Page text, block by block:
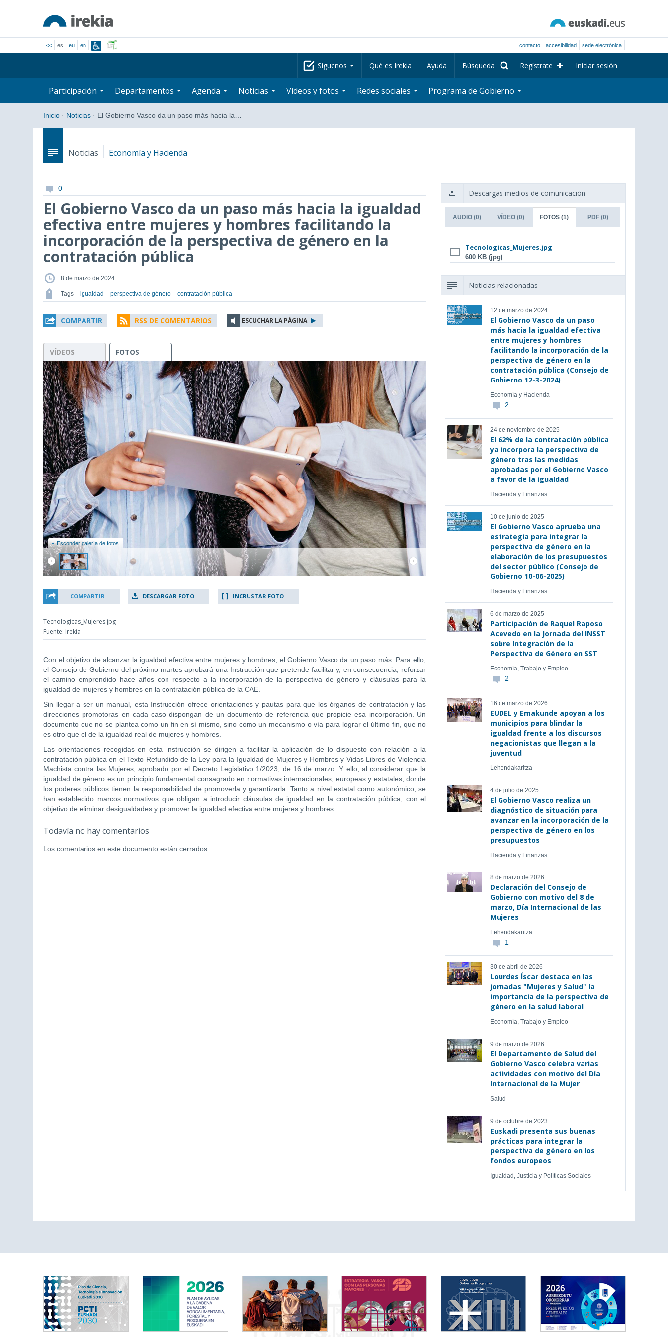
<< es eu en contacto accesibilidad sede electrónica
Síguenos Qué es Irekia Ayuda Búsqueda Regístrate Iniciar sesión
Participación Departamentos Agenda Noticias Vídeos y fotos Redes sociales Programa de Gobierno
Inicio · Noticias · El Gobierno Vasco da un paso más hacia la…
Noticias Economía y Hacienda
0
El Gobierno Vasco da un paso más hacia la igualdad
efectiva entre mujeres y hombres facilitando la
incorporación de la perspectiva de género en la
contratación pública
8 de marzo de 2024
Tags igualdad perspectiva de género contratación pública
COMPARTIR RSS DE COMENTARIOS ESCUCHAR LA PÁGINA
VÍDEOS FOTOS
Esconder galería de fotos
COMPARTIR DESCARGAR FOTO INCRUSTAR FOTO
Tecnologicas_Mujeres.jpg
Fuente: Irekia
Con el objetivo de alcanzar la igualdad efectiva entre mujeres y hombres, el Gobierno Vasco da un paso más. Para ello,
el Consejo de Gobierno del próximo martes aprobará una Instrucción que pretende facilitar y, en consecuencia, reforzar
el camino emprendido hace años con respecto a la incorporación de la perspectiva de género y cláusulas para la
igualdad de mujeres y hombres en la contratación pública de la CAE.
Sin llegar a ser un manual, esta Instrucción ofrece orientaciones y pautas para que los órganos de contratación y las
direcciones promotoras en cada caso dispongan de un documento de referencia que propicie esa incorporación. Un
documento que no se plantea como un fin en sí mismo, sino como un mecanismo o vía para lograr el último fin, que no
es otro que el de la igualdad real de mujeres y hombres.
Las orientaciones recogidas en esta Instrucción se dirigen a facilitar la aplicación de lo dispuesto con relación a la
contratación pública en el Texto Refundido de la Ley para la Igualdad de Mujeres y Hombres y Vidas Libres de Violencia
Machista contra las Mujeres, aprobado por el Decreto Legislativo 1/2023, de 16 de marzo. Y ello, al considerar que la
igualdad de género es un principio fundamental consagrado en normativas internacionales, europeas y estatales, donde
los poderes públicos tienen la responsabilidad de promoverla y garantizarla. Tanto a nivel estatal como autonómico, se
han establecido marcos normativos que obligan a introducir cláusulas de igualdad en la contratación pública, con el
objetivo de eliminar desigualdades y promover la igualdad efectiva entre mujeres y hombres.
Todavía no hay comentarios
Los comentarios en este documento están cerrados
Descargas medios de comunicación
AUDIO(0) VÍDEO(0) FOTOS (1) PDF (0)
Tecnologicas_Mujeres.jpg
600 KB (jpg)
Noticias relacionadas
12 de marzo de 2024
El Gobierno Vasco da un paso
más hacia la igualdad efectiva
entre mujeres y hombres
facilitando la incorporación de la
perspectiva de género en la
contratación pública (Consejo de
Gobierno 12-3-2024)
Economía y Hacienda
2
24 de noviembre de 2025
El 62% de la contratación pública
ya incorpora la perspectiva de
género tras las medidas
aprobadas por el Gobierno Vasco
a favor de la igualdad
Hacienda y Finanzas
10 de junio de 2025
El Gobierno Vasco aprueba una
estrategia para integrar la
perspectiva de género en la
elaboración de los presupuestos
del sector público (Consejo de
Gobierno 10-06-2025)
Hacienda y Finanzas
6 de marzo de 2025
Participación de Raquel Raposo
Acevedo en la Jornada del INSST
sobre Integración de la
Perspectiva de Género en SST
Economía, Trabajo y Empleo
2
16 de marzo de 2026
EUDEL y Emakunde apoyan a los
municipios para blindar la
igualdad frente a los discursos
negacionistas que llegan a la
juventud
Lehendakaritza
4 de julio de 2025
El Gobierno Vasco realiza un
diagnóstico de situación para
avanzar en la incorporación de la
perspectiva de género en los
presupuestos
Hacienda y Finanzas
8 de marzo de 2026
Declaración del Consejo de
Gobierno con motivo del 8 de
marzo, Día Internacional de las
Mujeres
Lehendakaritza
1
30 de abril de 2026
Lourdes Íscar destaca en las
jornadas "Mujeres y Salud" la
importancia de la perspectiva de
género en la salud laboral
Economía, Trabajo y Empleo
9 de marzo de 2026
El Departamento de Salud del
Gobierno Vasco celebra varias
actividades con motivo del Día
Internacional de la Mujer
Salud
9 de octubre de 2023
Euskadi presenta sus buenas
prácticas para integrar la
perspectiva de género en los
fondos europeos
Igualdad, Justicia y Políticas Sociales